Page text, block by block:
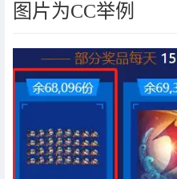
图片为CC举例